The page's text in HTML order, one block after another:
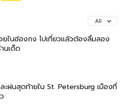
All
ยในฮ่องกง ไปเที่ยวแล้วต้องลิ้มลอง
นเด็ด
ะฝนสุดท้ายใน St. Petersburg เมืองที่